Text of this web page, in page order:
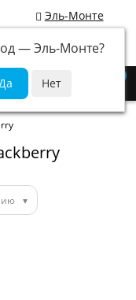
Эль-Монте
—Эль-Монте?